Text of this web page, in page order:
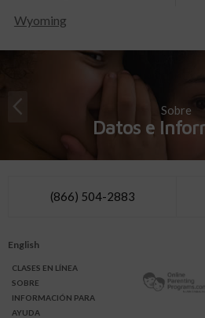
Wyoming
Sobre
Datos e
(866) 504-2883
English
CLASES EN LÍNEA
SOBRE
INFORMACIÓN PARA
AYUDA